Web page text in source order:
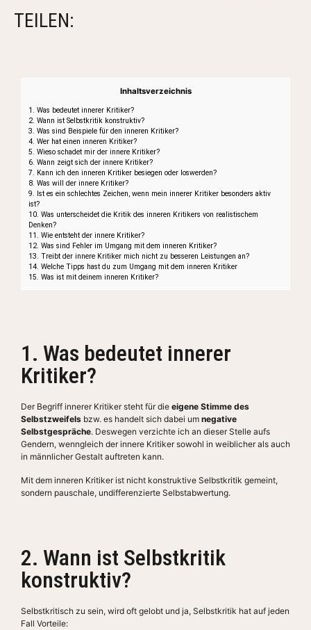
TEILEN:
Inhaltsverzeichnis
1. Was bedeutet innerer Kritiker?
2. Wann ist Selbstkritik konstruktiv?
3. Was sind Beispiele für den inneren Kritiker?
4. Wer hat einen inneren Kritiker?
5. Wieso schadet mir der innere Kritiker?
6. Wann zeigt sich der innere Kritiker?
7. Kann ich den inneren Kritiker besiegen oder loswerden?
8. Was will der innere Kritiker?
9. Ist es ein schlechtes Zeichen, wenn mein innerer Kritiker besonders aktiv
ist?
10. Was unterscheidet die Kritik des inneren Kritikers von realistischem
Denken?
11. Wie entsteht der innere Kritiker?
12. Was sind Fehler im Umgang mit dem inneren Kritiker?
13. Treibt der innere Kritiker mich nicht zu besseren Leistungen an?
14. Welche Tipps hast du zum Umgang mit dem inneren Kritiker
15. Was ist mit deinem inneren Kritiker?
1. Was bedeutet innerer
Kritiker?
Der Begriff innerer Kritiker steht für die eigene Stimme des
Selbstzweifels bzw. es handelt sich dabei um negative
Selbstgespräche. Deswegen verzichte ich an dieser Stelle aufs
Gendern, wenngleich der innere Kritiker sowohl in weiblicher als auch
in männlicher Gestalt auftreten kann.
Mit dem inneren Kritiker ist nicht konstruktive Selbstkritik gemeint,
sondern pauschale, undifferenzierte Selbstabwertung.
2. Wann ist Selbstkritik
konstruktiv?
Selbstkritisch zu sein, wird oft gelobt und ja, Selbstkritik hat auf jeden
Fall Vorteile: